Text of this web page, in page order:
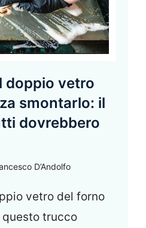
doppio vetro
smontarlo: il
dovrebbero
D’Andolfo
vetro del forno
questo trucco